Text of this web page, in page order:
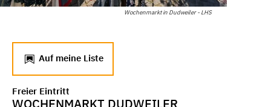
Wochenmarkt in Dudweiler - LHS
Auf meine Liste
Freier Eintritt
WOCHENMARKT DUDWEILER